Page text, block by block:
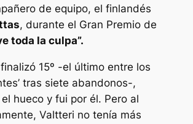
de equipo, el finlandés
, durante el Gran Premio de
toda la culpa”.
15º -el último entre los
tras siete abandonos-,
el hueco y fui por él. Pero al
Valtteri no tenía más